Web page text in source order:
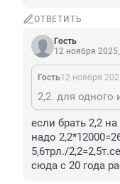
ОТВЕТИТЬ
Гость
12 ноября
Гость12 ноября
если брать 2,2
надо
5,6трл./
сюда с 20 года